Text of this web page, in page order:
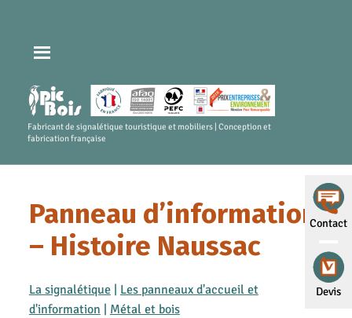
Contact
Devis
Fabricant de signalétique touristique et mobiliers | Conception et
fabrication française
Panneau d’information
– Histoire Naussac
La signalétique| Les panneaux d'accueil et
d'information | Métal et bois